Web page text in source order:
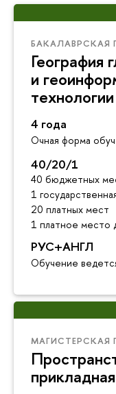
БАКАЛАВРСКАЯ
География
и
технологии
4 года
Очная форма
40/20/1
40 бюджетных
1
20 платных мест
1 платное место
РУС+АНГЛ
Обучение
МАГИСТЕРСКАЯ